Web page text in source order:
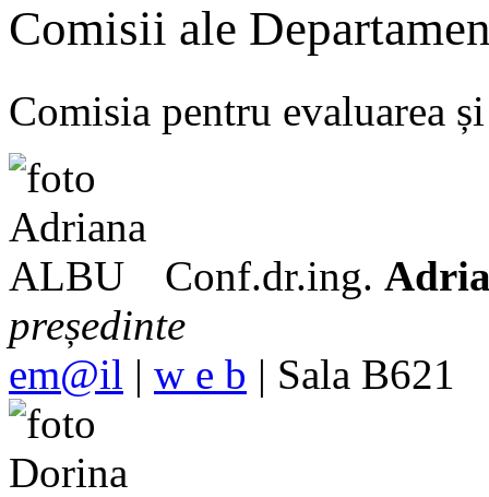
Comisii ale
Comisia pentru evaluarea
Conf.dr.ing.
președinte
em@il | w e b | Sala B621